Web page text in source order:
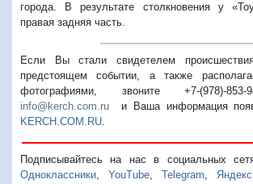
города. В результате столкновения у
правая задняя часть.
Если Вы стали свидетелем
предстоящем событии, а также
фотографиями, звоните +7-(978)-
info@kerch.com.ru и Ваша информация
KERCH.COM.RU
Подписывайтесь на нас в социальных
Одноклассники
YouTube Telegram